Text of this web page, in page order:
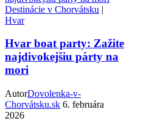
Destinácie v Chorvátsku |
Hvar
Hvar boat party: Zažite
najdivokejšiu párty na
mori
AutorDovolenka-v-
Chorvátsku.sk 6. februára
2026